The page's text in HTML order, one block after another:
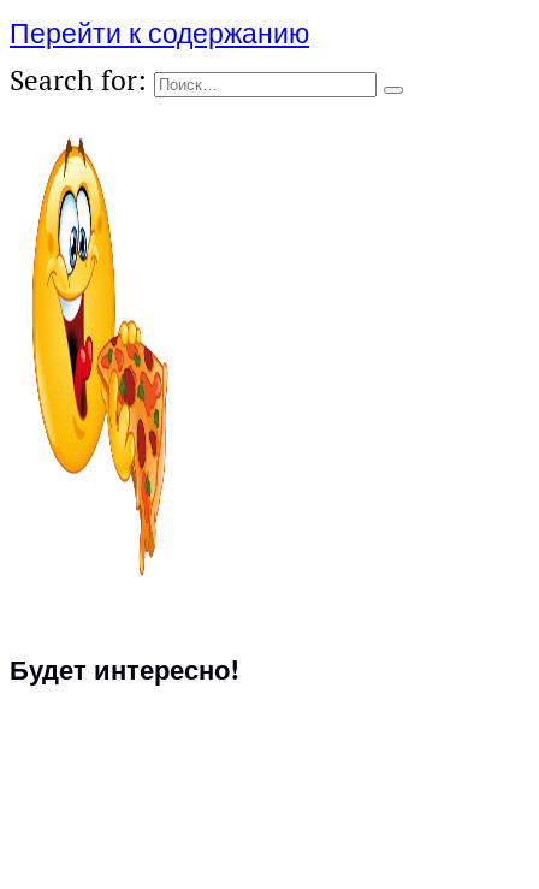
Перейти к содержанию
Search for:
Будет интересно!